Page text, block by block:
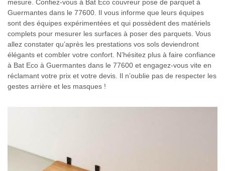
mesure. Confiez-vous à Bat Eco couvreur pose de parquet à
Guermantes dans le 77600. Il vous informe que leurs équipes
sont des équipes expérimentées et qui possèdent des matériels
complets pour mesurer les surfaces à poser des parquets. Vous
allez constater qu’après les prestations vos sols deviendront
élégants et combler votre confort. N’hésitez plus à faire confiance
à Bat Eco à Guermantes dans le 77600 et engagez-vous vite en
réclamant votre prix et votre devis. Il n’oublie pas de respecter les
gestes arrière et les masques !